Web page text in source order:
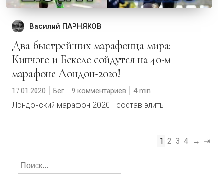
Василий ПАРНЯКОВ
Два быстрейших марафонца мира:
Кипчоге и Бекеле сойдутся на 40-м
марафоне Лондон-2020!
17.01.2020 Бег 9 комментариев 4
Лондонский марафон-2020 - состав элиты
1 2 3 4 → ⇥